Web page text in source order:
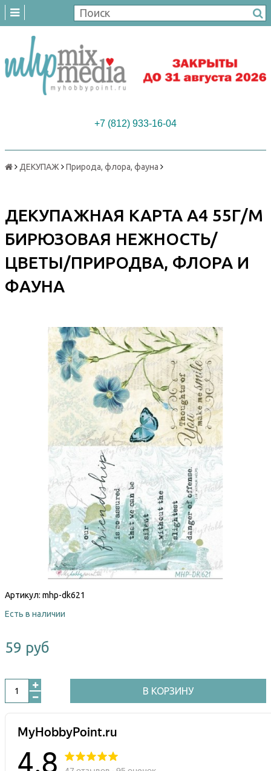
+7 (812) 933-16-04
ДЕКУПАЖ Природа, флора, фауна
ДЕКУПАЖНАЯ КАРТА А4 55Г/М
БИРЮЗОВАЯ НЕЖНОСТЬ/
ЦВЕТЫ/ПРИРОДВА, ФЛОРА И
ФАУНА
Артикул: mhp-dk621
Есть в наличии
59 руб
В КОРЗИНУ